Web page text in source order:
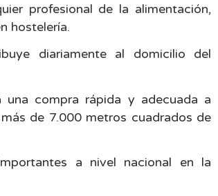
profesional de la alimentación,
hostelería.
diariamente al domicilio del
una compra rápida y adecuada a
de 7.000 metros cuadrados de
a nivel nacional en la